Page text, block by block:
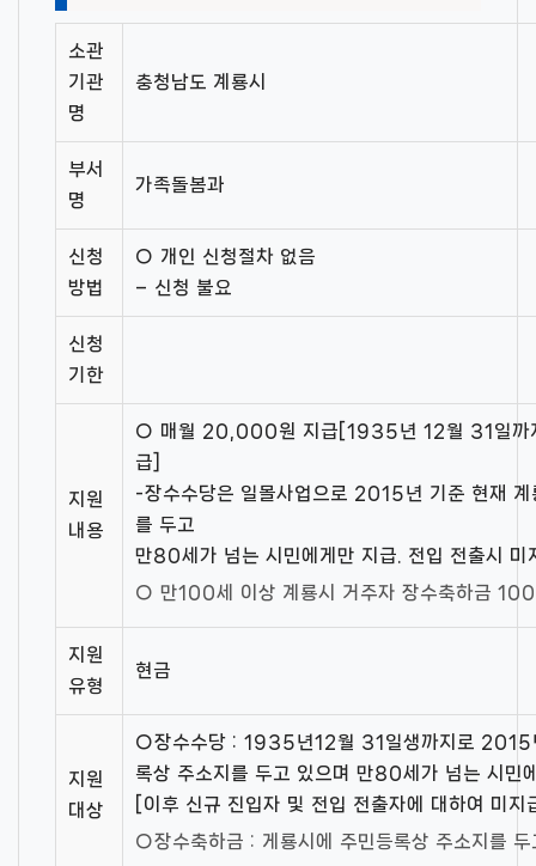
소관
기관
명
충청남도 계룡시
부서
명
가족돌봄과
신청
방법
○ 개인 신청절차 없음
– 신청 불요
신청
기한
지원
내용
○ 매월 20,000원 지급[1935년 12월 31일까
급]
-장수수당은 일몰사업으로 2015년 기준 현재 계
를 두고
만80세가 넘는 시민에게만 지급. 전입 전출시 미
○ 만100세 이상 계룡시 거주자 장수축하금
지원
유형
현금
지원
대상
○장수수당 : 1935년12월 31일생까지로 2015
록상 주소지를 두고 있으며 만80세가 넘는 시민
[이후 신규 진입자 및 전입 전출자에 대하여 미지
○장수축하금 : 게룡시에 주민등록상 주소지를